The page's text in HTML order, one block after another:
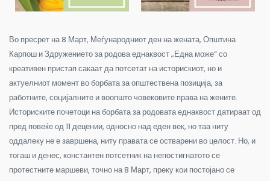
Во пресрет на 8 Март, Меѓународниот ден на жената, Општина
Карпош и Здружението за родова еднаквост „Една може“ со
креативен пристап сакаат да потсетат на историскиот, но и
актуелниот момент во борбата за општествена позиција, за
работните, социјалните и воопшто човековите права на жените.
Историските почетоци на борбата за родовата еднаквост датираат од
пред повеќе од 11 децении, односно над еден век, но таа ниту
оддалеку не е завршена, ниту правата се остварени во целост. Но, и
тогаш и денес, константен потсетник на непостигнатото се
протестните маршеви, точно на 8 Март, преку кои постојано се